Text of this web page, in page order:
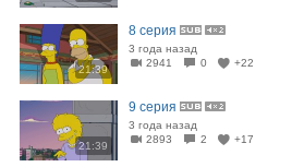
21:39
8 серия
3 года назад
2941
0 +22
21:39
9 серия
3 года назад
2893
2 +17